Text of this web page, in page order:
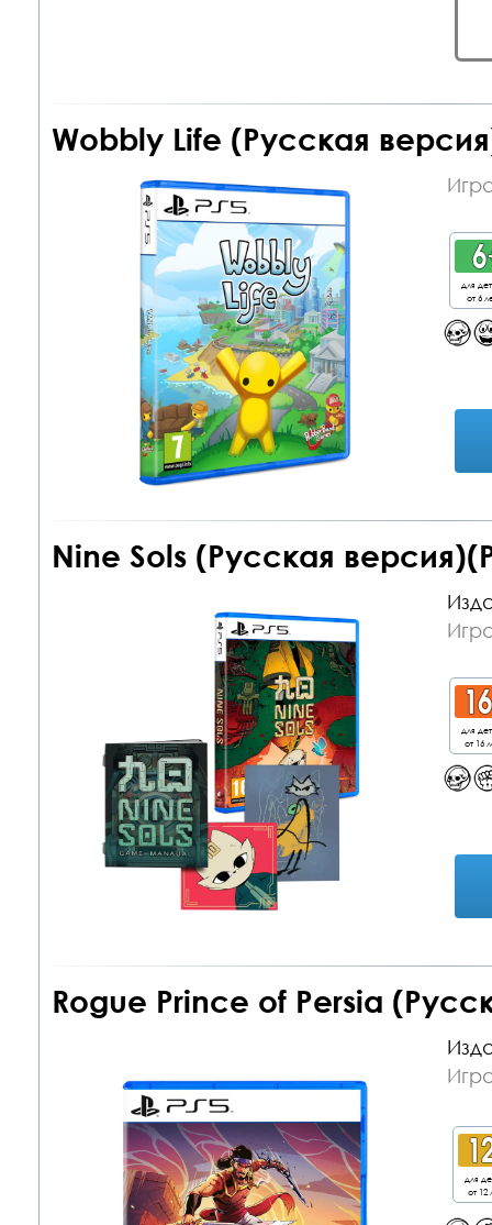
Wobbly Life (Русская
для
от 6
Nine Sols (Русская
для
от 16
Rogue Prince of Persia
для
от 12